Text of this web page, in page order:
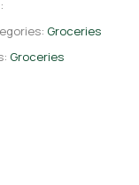
:
Groceries
Groceries